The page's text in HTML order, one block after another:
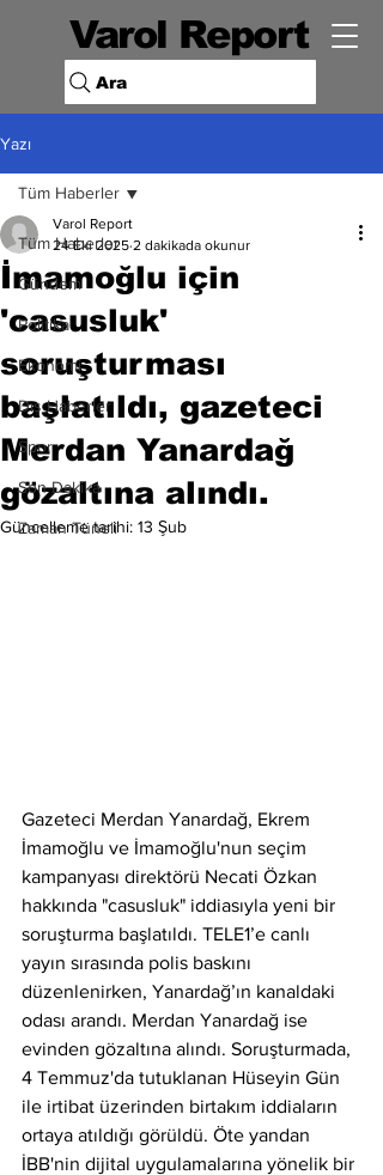
Varol Report
Ara
Yazı
Tüm Haberler
Gündem
Politika
Ekonomi
Dış Haberler
Spor
Son Dakika
Zaman Tüneli
Tüm Haberler
İmamoğlu için
'casusluk'
soruşturması
başlatıldı, gazeteci
Merdan Yanardağ
gözaltına alındı.
Varol Report
24 Eki 2025 2 dakikada okunur
Güncelleme tarihi: 13 Şub
Gazeteci Merdan Yanardağ, Ekrem
İmamoğlu ve İmamoğlu'nun seçim
kampanyası direktörü Necati Özkan
hakkında "casusluk" iddiasıyla yeni bir
soruşturma başlatıldı. TELE1’e canlı
yayın sırasında polis baskını
düzenlenirken, Yanardağ’ın kanaldaki
odası arandı. Merdan Yanardağ ise
evinden gözaltına alındı. Soruşturmada,
4 Temmuz'da tutuklanan Hüseyin Gün
ile irtibat üzerinden birtakım iddiaların
ortaya atıldığı görüldü. Öte yandan
İBB'nin dijital uygulamalarına yönelik bir